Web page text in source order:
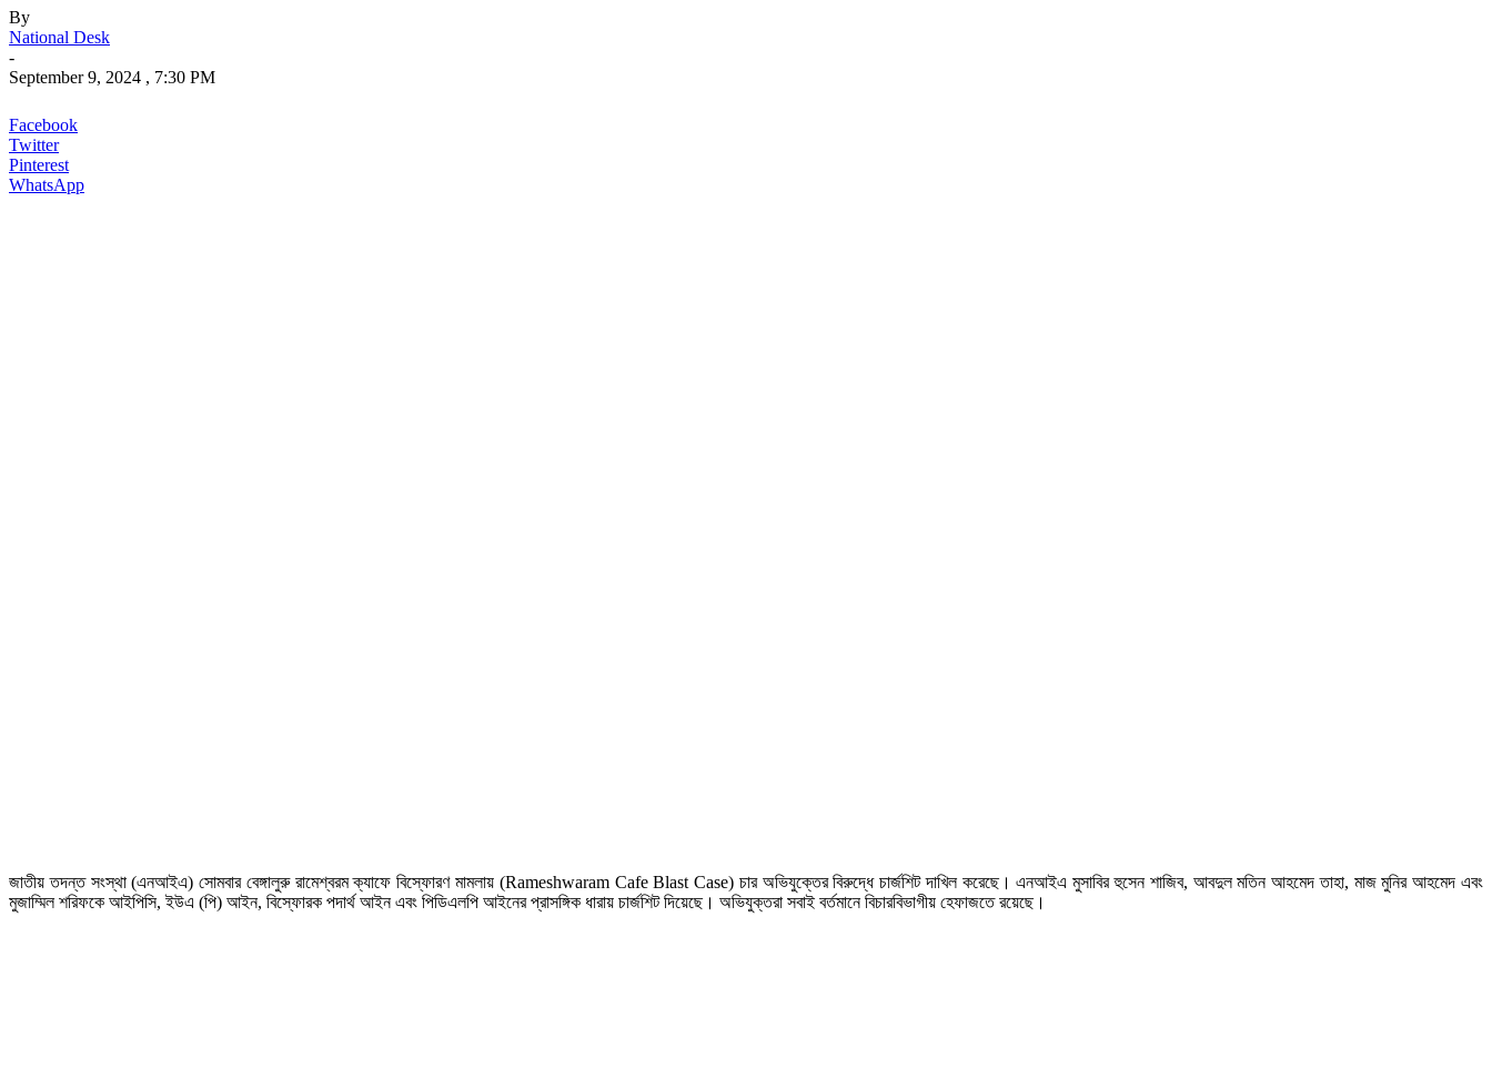
By
National Desk
-
September 9, 2024 , 7:30 PM
Facebook
Twitter
Pinterest
WhatsApp
জাতীয় তদন্ত সংস্থা (এনআইএ) সোমবার বেঙ্গালুরু রামেশ্বরম ক্যাফে বিস্ফোরণ মামলায় (Rameshwaram Cafe Blast Case) চার অভিযুক্তের বিরুদ্ধে চার্জশিট দাখিল করেছে। এনআইএ মুসাবির হুসেন শাজিব, আবদুল মতিন আহমেদ তাহা, মাজ মুনির আহমেদ এবং
মুজাম্মিল শরিফকে আইপিসি, ইউএ (পি) আইন, বিস্ফোরক পদার্থ আইন এবং পিডিএলপি আইনের প্রাসঙ্গিক ধারায় চার্জশিট দিয়েছে। অভিযুক্তরা সবাই বর্তমানে বিচারবিভাগীয় হেফাজতে রয়েছে।